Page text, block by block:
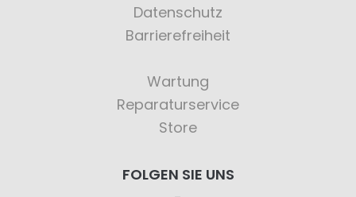
Datenschutz
Barrierefreiheit
Wartung
Reparaturservice
Store
FOLGEN SIE UNS